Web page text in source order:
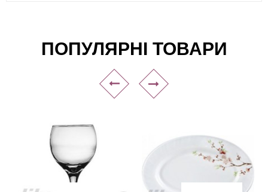
ПОПУЛЯРНІ ТОВАРИ